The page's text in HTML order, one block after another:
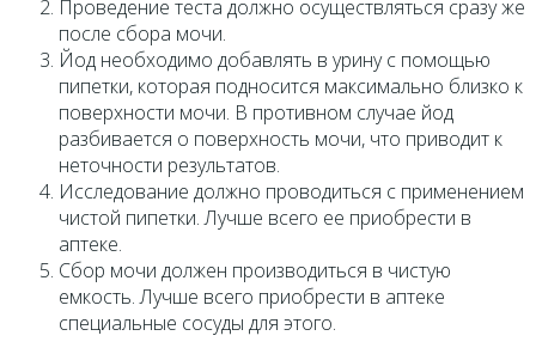
Проведение теста должно осуществляться сразу же
после сбора мочи.
Йод необходимо добавлять в урину с помощью
пипетки, которая подносится максимально близко к
поверхности мочи. В противном случае йод
разбивается о поверхность мочи, что приводит к
неточности результатов.
Исследование должно проводиться с применением
чистой пипетки. Лучше всего ее приобрести в
аптеке.
Сбор мочи должен производиться в чистую
емкость. Лучше всего приобрести в аптеке
специальные сосуды для этого.